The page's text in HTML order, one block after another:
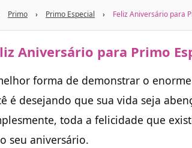
Primo › Primo Especial › Feliz Aniversário para
Aniversário para Primo
forma de demonstrar o
é desejando que sua vida seja
toda a felicidade que
seu aniversário.